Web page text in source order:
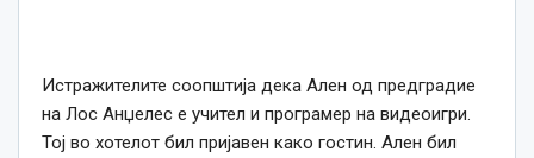
Истражителите соопштија дека Ален од предградие
на Лос Анџелес е учител и програмер на видеоигри.
Тој во хотелот бил пријавен како гостин. Ален бил